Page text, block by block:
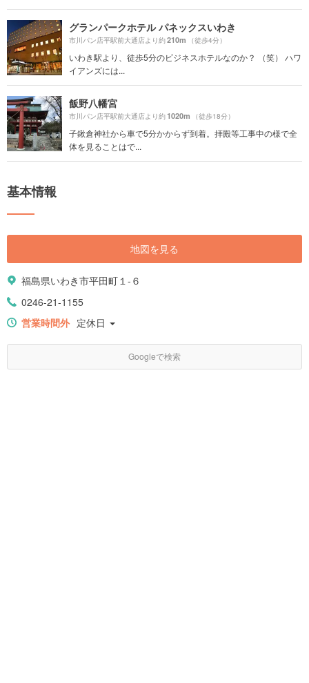
グランパークホテル パネックスいわき
市川パン店平駅前大通店より約210m （徒歩4分）
いわき駅より、徒歩5分のビジネスホテルなのか？ （笑） ハワ
イアンズには...
飯野八幡宮
市川パン店平駅前大通店より約1020m （徒歩18分）
子鍬倉神社から車で5分かからず到着。拝殿等工事中の様で全
体を見ることはで...
基本情報
地図を見る
福島県いわき市平田町１-６
0246-21-1155
営業時間外 定休日
Googleで検索